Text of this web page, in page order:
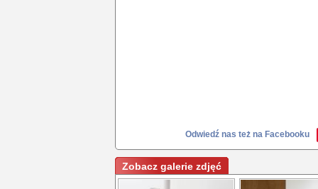
Odwiedź nas też na Facebooku
Zobacz galerie zdjęć